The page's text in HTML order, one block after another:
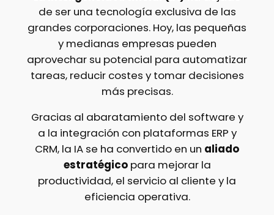
de ser una tecnología exclusiva de las
grandes corporaciones. Hoy, las pequeñas
y medianas empresas pueden
aprovechar su potencial para automatizar
tareas, reducir costes y tomar decisiones
más precisas.
Gracias al abaratamiento del software y
a la integración con plataformas ERP y
CRM, la IA se ha convertido en un aliado
estratégicopara mejorar la
productividad, el servicio al cliente y la
eficiencia operativa.